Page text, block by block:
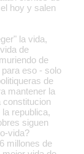
hoy y salen
la vida,
de
de
eso - solo
de
mantener la
constitucion
republica,
siguen
vida?
millones de